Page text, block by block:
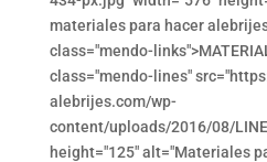
materiales para hacer
class="mendo-
class="mendo-lines"
alebrijes.com/wp-
content/uploads/2016/08/
height="125" alt="Materiales